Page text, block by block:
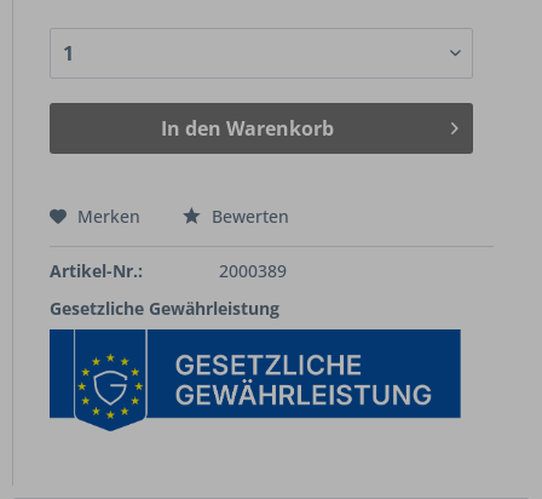
In den Warenkorb
Merken Bewerten
Artikel-Nr.:
2000389
Gesetzliche Gewährleistung